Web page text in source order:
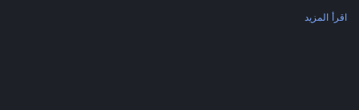
اقرأ المزيد